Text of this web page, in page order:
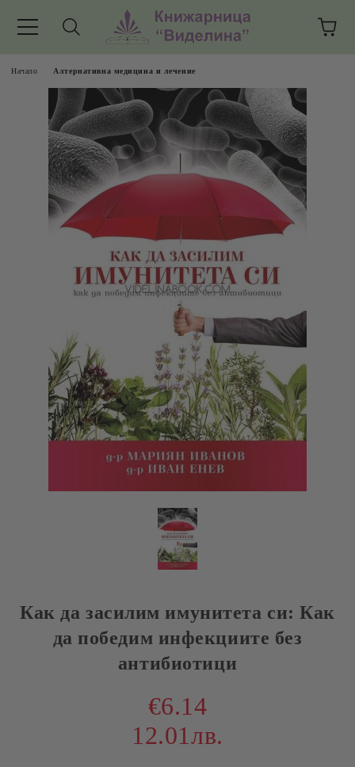
Начало Алтернативна медицина и лечение
Как да засилим имунитета си: Как
да победим инфекциите без
антибиотици
€6.14
12.01лв.